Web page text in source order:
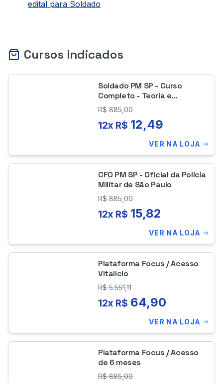
edital para Soldado
Cursos Indicados
Soldado PM SP - Curso
Completo - Teoria e
Questões
R$885,00
12x R$ 12,49
VER NA LOJA
CFO PM SP - Oficial da Polícia
Militar de São Paulo
R$885,00
12x R$ 15,82
VER NA LOJA
Plataforma Focus / Acesso
Vitalício
R$5.551,11
12x R$ 64,90
VER NA LOJA
Plataforma Focus / Acesso
de 6 meses
R$885,00